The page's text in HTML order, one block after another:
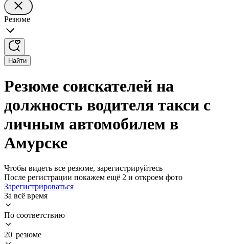
Резюме
Найти
Резюме соискателей на
должность водителя такси с
личным автомобилем в
Амурске
Чтобы видеть все резюме, зарегистрируйтесь
После регистрации покажем ещё 2 и откроем фото
Зарегистрироваться
За всё время
По соответствию
20 резюме